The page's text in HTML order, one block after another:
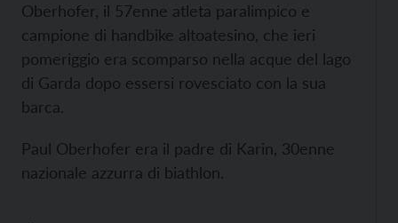
Oberhofer, il 57enne atleta paralimpico e
campione di handbike altoatesino, che ieri
pomeriggio era scomparso nella acque del lago
di Garda dopo essersi rovesciato con la sua
barca.
Paul Oberhofer era il padre di Karin, 30enne
nazionale azzurra di biathlon.